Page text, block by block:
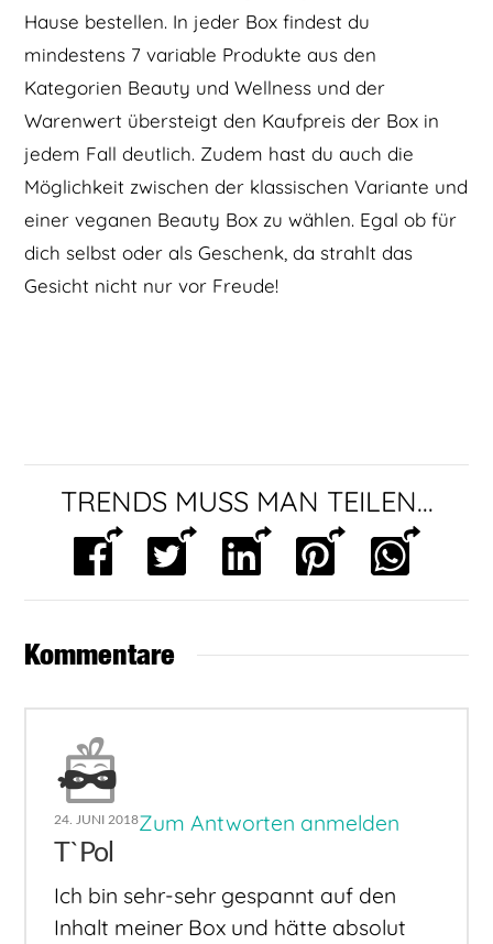
Hause bestellen. In jeder Box findest du
mindestens 7 variable Produkte aus den
Kategorien Beauty und Wellness und der
Warenwert übersteigt den Kaufpreis der Box in
jedem Fall deutlich. Zudem hast du auch die
Möglichkeit zwischen der klassischen Variante und
einer veganen Beauty Box zu wählen. Egal ob für
dich selbst oder als Geschenk, da strahlt das
Gesicht nicht nur vor Freude!
TRENDS MUSS MAN TEILEN...
Kommentare
24. JUNI 2018Zum Antworten anmelden
T`Pol
Ich bin sehr-sehr gespannt auf den
Inhalt meiner Box und hätte absolut